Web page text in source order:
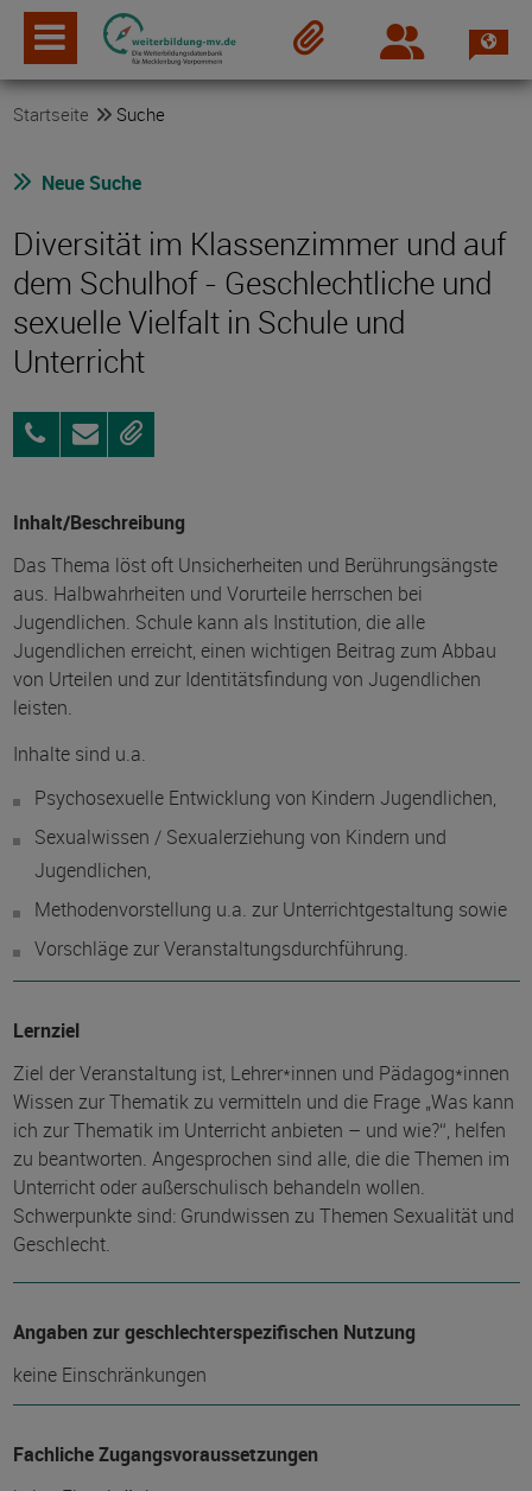
Login
Startseite Suche
Neue Suche
Diversität im Klassenzimmer und auf
dem Schulhof - Geschlechtliche und
sexuelle Vielfalt in Schule und
Unterricht
039537937814
AnfragenMerken
Inhalt/Beschreibung
Das Thema löst oft Unsicherheiten und Berührungsängste
aus. Halbwahrheiten und Vorurteile herrschen bei
Jugendlichen. Schule kann als Institution, die alle
Jugendlichen erreicht, einen wichtigen Beitrag zum Abbau
von Urteilen und zur Identitätsfindung von Jugendlichen
leisten.
Inhalte sind u.a.
Psychosexuelle Entwicklung von Kindern Jugendlichen,
Sexualwissen / Sexualerziehung von Kindern und
Jugendlichen,
Methodenvorstellung u.a. zur Unterrichtgestaltung sowie
Vorschläge zur Veranstaltungsdurchführung.
Lernziel
Ziel der Veranstaltung ist, Lehrer*innen und Pädagog*innen
Wissen zur Thematik zu vermitteln und die Frage „Was kann
ich zur Thematik im Unterricht anbieten – und wie?“, helfen
zu beantworten. Angesprochen sind alle, die die Themen im
Unterricht oder außerschulisch behandeln wollen.
Schwerpunkte sind: Grundwissen zu Themen Sexualität und
Geschlecht.
Angaben zur geschlechterspezifischen Nutzung
keine Einschränkungen
Fachliche Zugangsvoraussetzungen